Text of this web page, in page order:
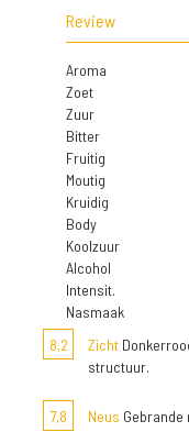
Review
Aroma
Zoet
Zuur
Bitter
Fruitig
Moutig
Kruidig
Body
Koolzuur
Alcohol
Intensit.
Nasmaak
8,2
Zicht
structuur.
7,8 Neus Gebrande